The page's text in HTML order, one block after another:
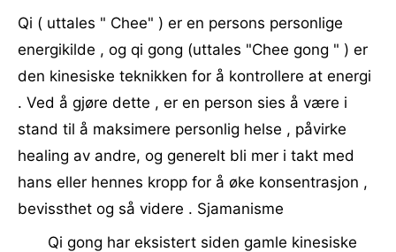
Qi ( uttales " Chee" ) er en persons personlige
energikilde , og qi gong (uttales "Chee gong " ) er
den kinesiske teknikken for å kontrollere at energi
. Ved å gjøre dette , er en person sies å være i
stand til å maksimere personlig helse , påvirke
healing av andre, og generelt bli mer i takt med
hans eller hennes kropp for å øke konsentrasjon ,
bevissthet og så videre . Sjamanisme
Qi gong har eksistert siden gamle kinesiske